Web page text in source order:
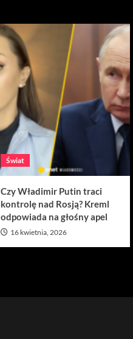
Świat
Czy Władimir Putin traci
kontrolę nad Rosją? Kreml
odpowiada na głośny apel
16 kwietnia, 2026